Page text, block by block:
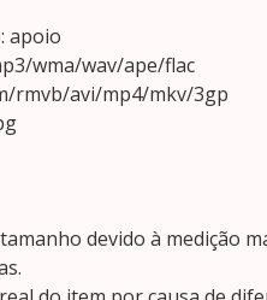
apoio
wma/wav/ape/flac
rmvb/avi/mp4/mkv/3gp
devido à medição